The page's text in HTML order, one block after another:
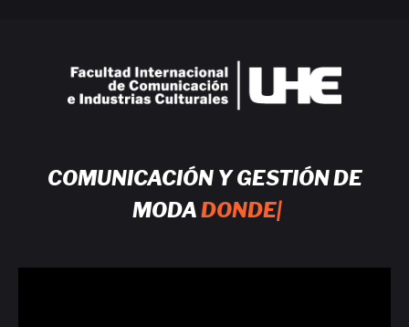
COMUNICACIÓN Y GESTIÓN DE
MODADONDE QUIERE